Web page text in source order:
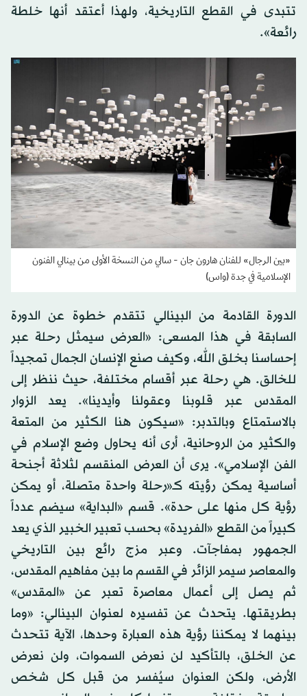
تتبدى في القطع التاريخية، ولهذا أعتقد أنها خلطة
رائعة».
«بين الرجال» للفنان هارون جان - سالي من النسخة الأولى من بينالي الفنون
الإسلامية في جدة (واس)
الدورة القادمة من البينالي تتقدم خطوة عن الدورة
السابقة في هذا المسعى: «العرض سيمثل رحلة عبر
إحساسنا بخلق الله، وكيف صنع الإنسان الجمال تمجيداً
للخالق. هي رحلة عبر أقسام مختلفة، حيث ننظر إلى
المقدس عبر قلوبنا وعقولنا وأيدينا». يعد الزوار
بالاستمتاع وبالتدبر: «سيكون هنا الكثير من المتعة
والكثير من الروحانية، أرى أنه يحاول وضع الإسلام في
الفن الإسلامي». يرى أن العرض المنقسم لثلاثة أجنحة
أساسية يمكن رؤيته كـ«رحلة واحدة متصلة، أو يمكن
رؤية كل منها على حدة». قسم «البداية» سيضم عدداً
كبيراً من القطع «الفريدة» بحسب تعبير الخبير الذي يعد
الجمهور بمفاجآت. وعبر مزج رائع بين التاريخي
والمعاصر سيمر الزائر في القسم ما بين مفاهيم المقدس،
ثم يصل إلى أعمال معاصرة تعبر عن «المقدس»
بطريقتها. يتحدث عن تفسيره لعنوان البينالي: «وما
بينهما لا يمكننا رؤية هذه العبارة وحدها، الآية تتحدث
عن الخلق، بالتأكيد لن نعرض السموات، ولن نعرض
الأرض، ولكن العنوان سيُفسر من قبل كل شخص